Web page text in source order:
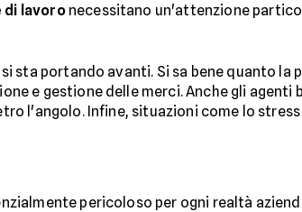
lavoronecessitano un'attenzione
portando avanti. Si sa bene quanto la
e gestione delle merci. Anche gli agenti
l'angolo. Infine, situazioni come lo
pericoloso per ogni realtà